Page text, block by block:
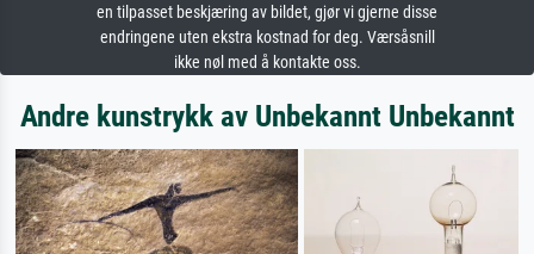
en tilpasset beskjæring av bildet, gjør vi gjerne disse
endringene uten ekstra kostnad for deg. Værsåsnill
ikke nøl med å kontakte oss.
Andre kunstrykk av Unbekannt Unbekannt